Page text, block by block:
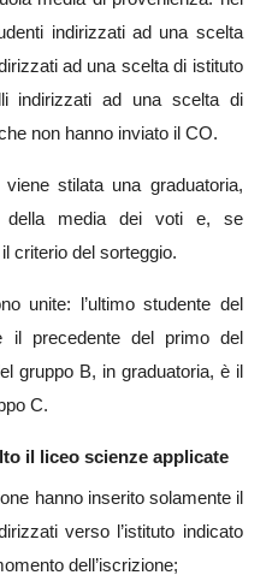
indirizzati ad una scelta
ad una scelta di istituto
indirizzati ad una scelta di
non hanno inviato il CO.
stilata una graduatoria,
della media dei voti e, se
criterio del sorteggio.
unite: l’ultimo studente del
il precedente del primo del
gruppo B, in graduatoria, è il
C.
il liceo scienze applicate
hanno inserito solamente il
verso l’istituto indicato
dell’iscrizione;